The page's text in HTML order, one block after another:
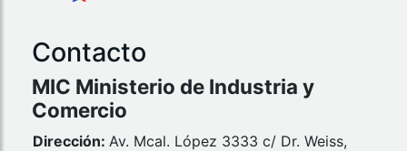
Contacto
MIC Ministerio de Industria y
Comercio
Dirección: Av. Mcal. López 3333 c/ Dr. Weiss,